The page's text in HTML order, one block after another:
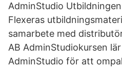
AdminStudio
Flexeras
samarbete med
AB AdminStudiokursen
AdminStudio för att